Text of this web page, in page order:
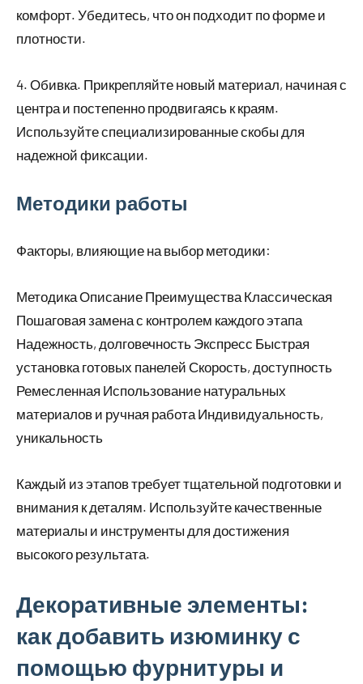
комфорт. Убедитесь, что он подходит по форме и
плотности.
4. Обивка. Прикрепляйте новый материал, начиная с
центра и постепенно продвигаясь к краям.
Используйте специализированные скобы для
надежной фиксации.
Методики работы
Факторы, влияющие на выбор методики:
Методика Описание Преимущества Классическая
Пошаговая замена с контролем каждого этапа
Надежность, долговечность Экспресс Быстрая
установка готовых панелей Скорость, доступность
Ремесленная Использование натуральных
материалов и ручная работа Индивидуальность,
уникальность
Каждый из этапов требует тщательной подготовки и
внимания к деталям. Используйте качественные
материалы и инструменты для достижения
высокого результата.
Декоративные элементы:
как добавить изюминку с
помощью фурнитуры и